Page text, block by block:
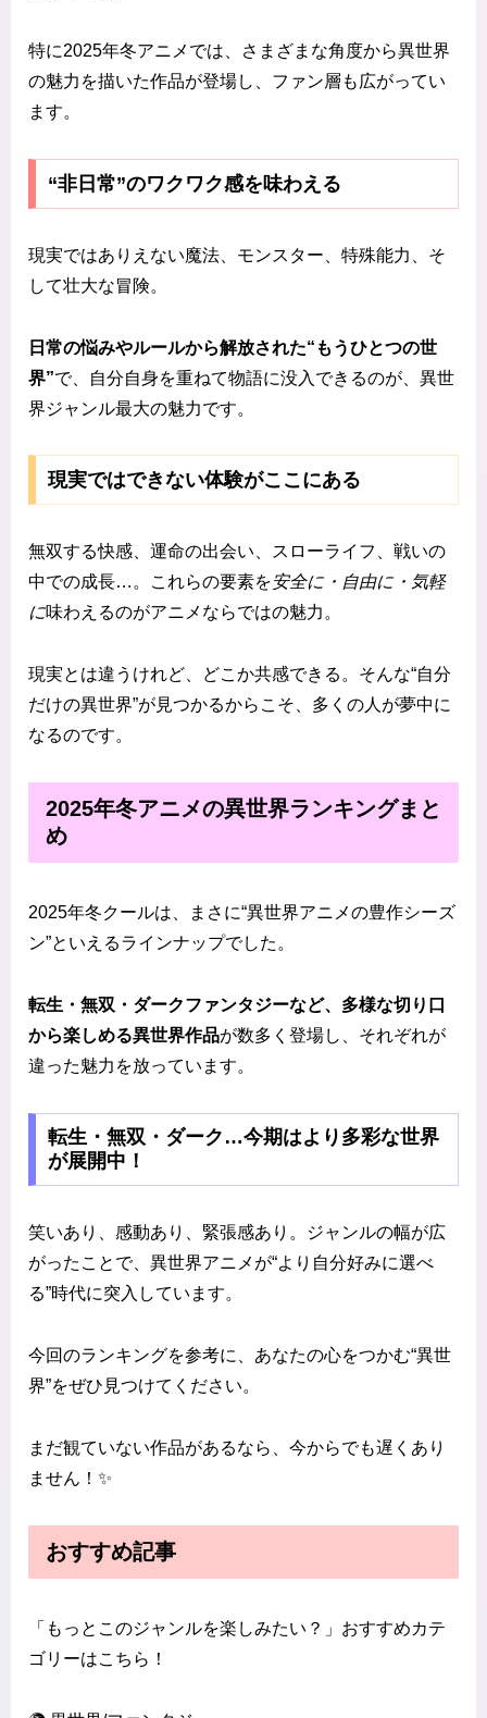
特に2025年冬アニメでは、さまざまな角度から異世界
の魅力を描いた作品が登場し、ファン層も広がってい
ます。
“非日常”のワクワク感を味わえる
現実ではありえない魔法、モンスター、特殊能力、そ
して壮大な冒険。
日常の悩みやルールから解放された“もうひとつの世
界”で、自分自身を重ねて物語に没入できるのが、異世
界ジャンル最大の魅力です。
現実ではできない体験がここにある
無双する快感、運命の出会い、スローライフ、戦いの
中での成長…。これらの要素を安全に・自由に・気軽
に味わえるのがアニメならではの魅力。
現実とは違うけれど、どこか共感できる。そんな“自分
だけの異世界”が見つかるからこそ、多くの人が夢中に
なるのです。
2025年冬アニメの異世界ランキングまと
め
2025年冬クールは、まさに“異世界アニメの豊作シーズ
ン”といえるラインナップでした。
転生・無双・ダークファンタジーなど、多様な切り口
から楽しめる異世界作品が数多く登場し、それぞれが
違った魅力を放っています。
転生・無双・ダーク…今期はより多彩な世界
が展開中！
笑いあり、感動あり、緊張感あり。ジャンルの幅が広
がったことで、異世界アニメが“より自分好みに選べ
る”時代に突入しています。
今回のランキングを参考に、あなたの心をつかむ“異世
界”をぜひ見つけてください。
まだ観ていない作品があるなら、今からでも遅くあり
ません！✨
おすすめ記事
「もっとこのジャンルを楽しみたい？」おすすめカテ
ゴリーはこちら！